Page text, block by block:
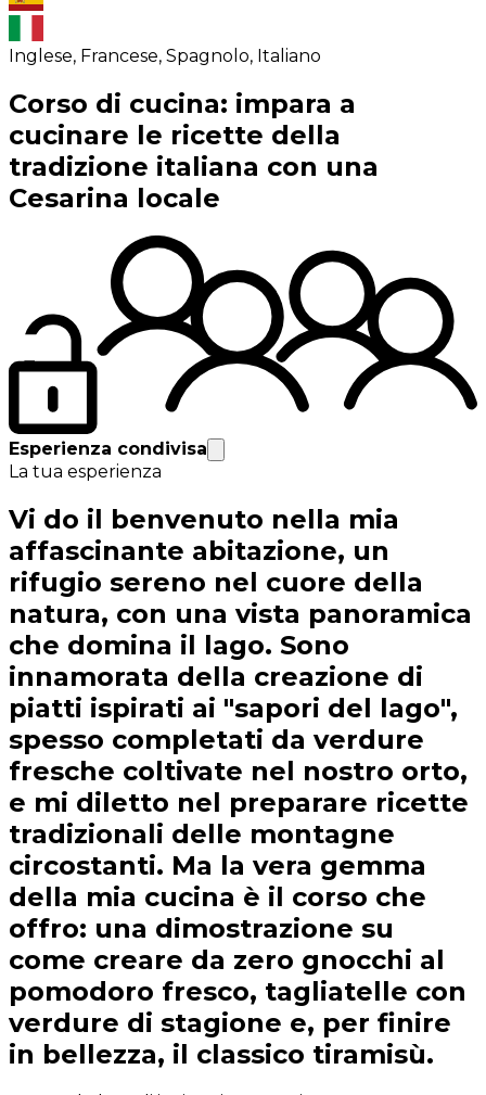
Inglese, Francese, Spagnolo, Italiano
Corso di cucina: impara a
cucinare le ricette della
tradizione italiana con una
Cesarina locale
Esperienza condivisa
La tua esperienza
Vi do il benvenuto nella mia
affascinante abitazione, un
rifugio sereno nel cuore della
natura, con una vista panoramica
che domina il lago. Sono
innamorata della creazione di
piatti ispirati ai "sapori del lago",
spesso completati da verdure
fresche coltivate nel nostro orto,
e mi diletto nel preparare ricette
tradizionali delle montagne
circostanti. Ma la vera gemma
della mia cucina è il corso che
offro: una dimostrazione su
come creare da zero gnocchi al
pomodoro fresco, tagliatelle con
verdure di stagione e, per finire
in bellezza, il classico tiramisù.